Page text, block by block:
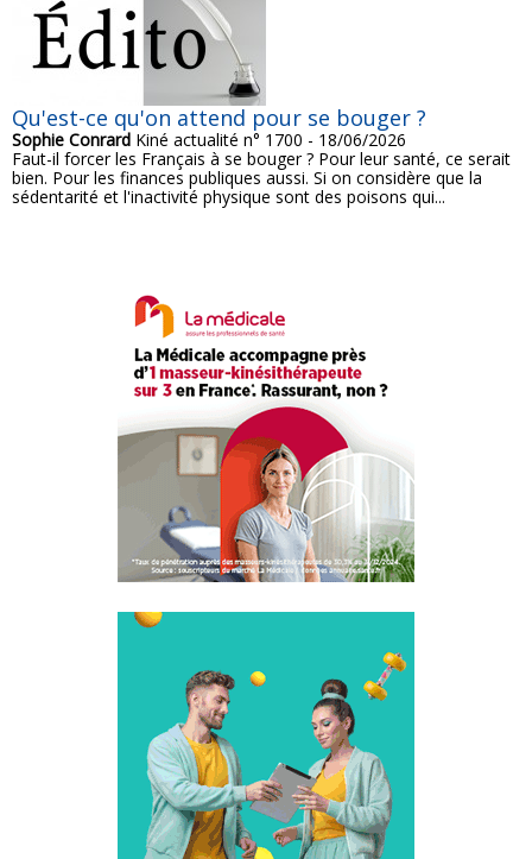
Qu'est-ce qu'on attend pour se bouger ?
Sophie Conrard Kiné actualité n° 1700 - 18/06/2026
Faut-il forcer les Français à se bouger ? Pour leur santé, ce serait
bien. Pour les finances publiques aussi. Si on considère que la
sédentarité et l'inactivité physique sont des poisons qui...